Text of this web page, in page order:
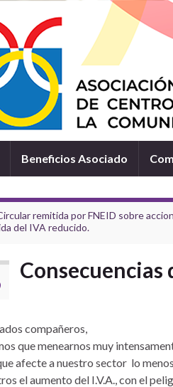
Beneficios Asociado
remitida por FNEID sobre
del IVA reducido.
Consecuencias
compañeros,
que menearnos muy
afecte a nuestro sector lo
el aumento del I.V.A., con el